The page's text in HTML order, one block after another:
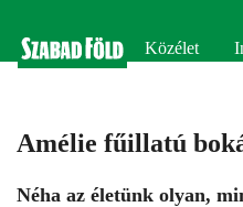
Közélet
Amélie fűillatú
Néha az életünk olyan,